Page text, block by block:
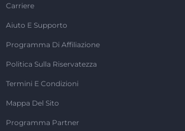
Carriere
Aiuto E Supporto
Programma Di Affiliazione
Politica Sulla Riservatezza
Termini E Condizioni
Mappa Del Sito
Programma Partner